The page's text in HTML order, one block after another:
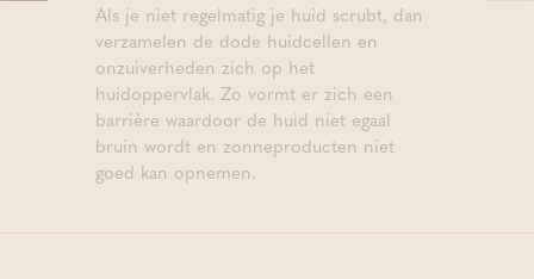
Als je niet regelmatig je huid scrubt, dan
verzamelen de dode huidcellen en
onzuiverheden zich op het
huidoppervlak. Zo vormt er zich een
barrière waardoor de huid niet egaal
bruin wordt en zonneproducten niet
goed kan opnemen.